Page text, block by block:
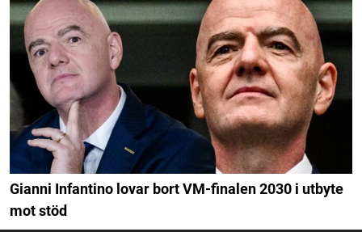
Gianni Infantino lovar bort VM-finalen 2030 i utbyte
mot stöd